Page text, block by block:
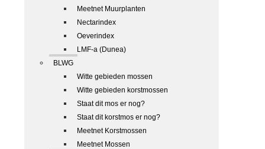
Meetnet Muurplanten
Nectarindex
Oeverindex
LMF-a (Dunea)
BLWG
Witte gebieden mossen
Witte gebieden korstmossen
Staat dit mos er nog?
Staat dit korstmos er nog?
Meetnet Korstmossen
Meetnet Mossen